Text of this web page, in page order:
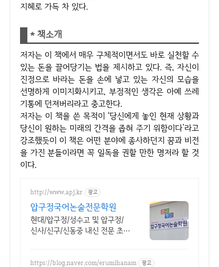
지혜로 가득 차 있다.
* 책소개
저자는 이 책에서 매우 구체적이면서도 바로 실천할 수
있는 돈을 끌어당기는 법을 제시하고 있다. 즉, 자신이
진정으로 바라는 돈을 손에 넣고 있는 자신의 모습을
선명하게 이미지화시키고, 부정적인 생각은 아예 쓰레
기통에 던져버리라고 충고한다.
저자는 이 책을 쓴 목적이 ‘당신에게 놓인 현재 상황과
당신이 원하는 미래의 간격을 좁혀 주기 위함이다’라고
강조했듯이 이 책은 어떤 분야에 종사하던지 꿈과 비전
을 가진 분들이라면 꼭 일독을 권할 만한 명저라 할 것
이다.
http://www.apj.kr 광고
압구정국어논술전문학원
현대/압구정/성수고 및 압구정/
신사/신구/신동중 내신 전문 초,
https://blog.naver.com/erumihanam 광고